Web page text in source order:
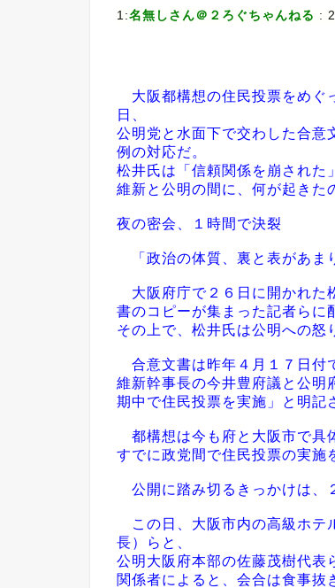
1:名無しさん＠２ろぐちゃんねる :
大阪都構想の住民投票をめぐ
日、
公明党と水面下で交わした合意
例の対応だ。
松井氏は「信頼関係を崩された
維新と公明の間に、何が起きた
夜の密会、１時間で決裂
「政治の体質、裏と表があま
大阪府庁で２６日に開かれた
書のコピーが集まった記者らに
その上で、松井氏は公明への怒
合意文書は昨年４月１７日付
維新幹事長の今井豊府議と公明
期中で住民投票を実施」と明記
都構想は今も府と大阪市で具
すでに政党間で住民投票の実施
公開に踏み切るきっかけは、
この日、大阪市内の高級ホテ
長）らと、
公明大阪府本部の佐藤茂樹代表
関係者によると、会合は食事抜